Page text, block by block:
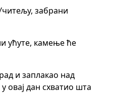
забрани
ућуте, камење ће
и заплакао над
овај дан схватио шта